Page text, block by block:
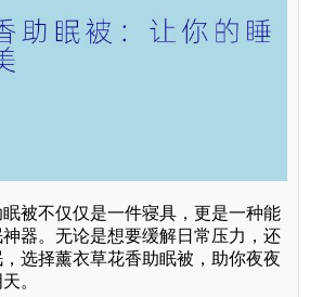
被不仅仅是一件寝具，更是一种能
器。无论是想要缓解日常压力，还
选择薰衣草花香助眠被，助你夜夜
。